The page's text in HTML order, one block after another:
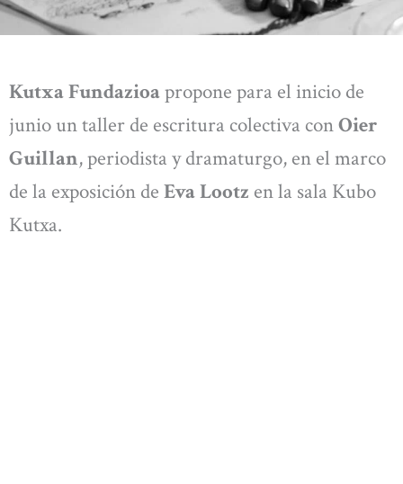
Kutxa Fundazioapropone para el inicio de
junio un taller de escritura colectiva conOier
Guillan, periodista y dramaturgo, en el marco
de la exposición de Eva Lootz en la sala Kubo
Kutxa.